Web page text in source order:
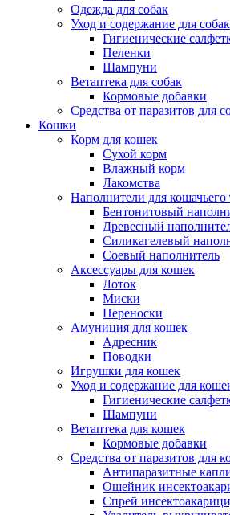
Одежда для собак
Уход и содержание для собак
Гигиенические
Пеленки
Шампуни
Ветаптека для собак
Кормовые добавки
Средства от паразитов для
Кошки
Корм для кошек
Сухой корм
Влажный корм
Лакомства
Наполнители для кошачьего
Бентонитовый
Древесный
Силикагелевый
Соевый наполнитель
Аксессуары для кошек
Лоток
Миски
Переноски
Амуниция для кошек
Адресник
Поводки
Игрушки для кошек
Уход и содержание для
Гигиенические
Шампуни
Ветаптека для кошек
Кормовые добавки
Средства от паразитов для
Антипаразитные
Ошейник
Спрей